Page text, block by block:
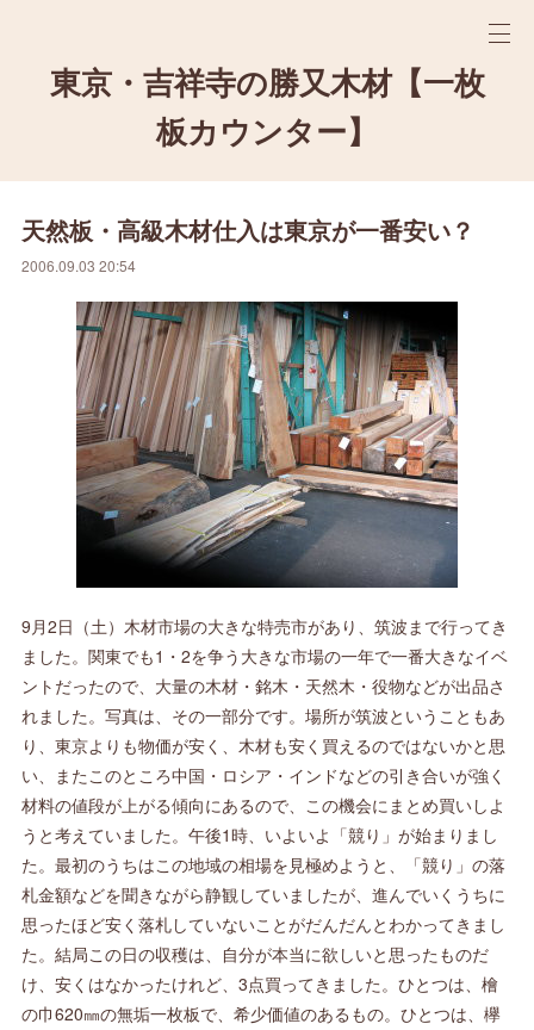
東京・吉祥寺の勝又木材【一枚
板カウンター】
天然板・高級木材仕入は東京が一番安い？
2006.09.03 20:54
9月2日（土）木材市場の大きな特売市があり、筑波まで行ってき
ました。関東でも1・2を争う大きな市場の一年で一番大きなイベ
ントだったので、大量の木材・銘木・天然木・役物などが出品さ
れました。写真は、その一部分です。場所が筑波ということもあ
り、東京よりも物価が安く、木材も安く買えるのではないかと思
い、またこのところ中国・ロシア・インドなどの引き合いが強く
材料の値段が上がる傾向にあるので、この機会にまとめ買いしよ
うと考えていました。午後1時、いよいよ「競り」が始まりまし
た。最初のうちはこの地域の相場を見極めようと、「競り」の落
札金額などを聞きながら静観していましたが、進んでいくうちに
思ったほど安く落札していないことがだんだんとわかってきまし
た。結局この日の収穫は、自分が本当に欲しいと思ったものだ
け、安くはなかったけれど、3点買ってきました。ひとつは、檜
の巾620㎜の無垢一枚板で、希少価値のあるもの。ひとつは、欅